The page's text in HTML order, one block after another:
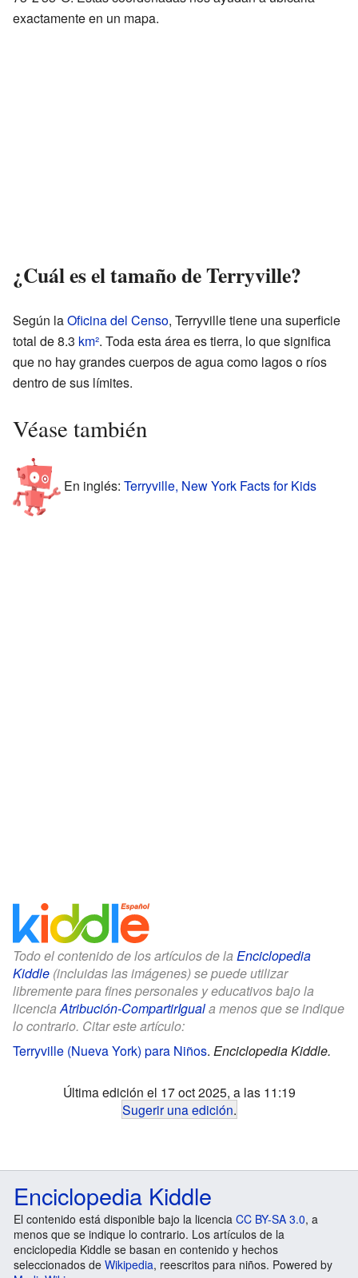
exactamente en un mapa.
¿Cuál es el tamaño de Terryville?
Según laOficina del Censo, Terryville tiene una superficie
total de 8.3 km². Toda esta área es tierra, lo que significa
que no hay grandes cuerpos de agua como lagos o ríos
dentro de sus límites.
Véase también
En inglés: Terryville, New York Facts for Kids
Todo el contenido de los artículos de la Enciclopedia
Kiddle (incluidas las imágenes) se puede utilizar
libremente para fines personales y educativos bajo la
licenciaAtribución-CompartirIguala menos que se indique
lo contrario. Citar este artículo:
Terryville (Nueva York) para Niños. Enciclopedia Kiddle.
Última edición el 17 oct 2025, a las 11:19
Sugerir una edición.
Enciclopedia Kiddle
El contenido está disponible bajo la licencia CC BY-SA 3.0, a
menos que se indique lo contrario. Los artículos de la
enciclopedia Kiddle se basan en contenido y hechos
seleccionados de Wikipedia, reescritos para niños. Powered by